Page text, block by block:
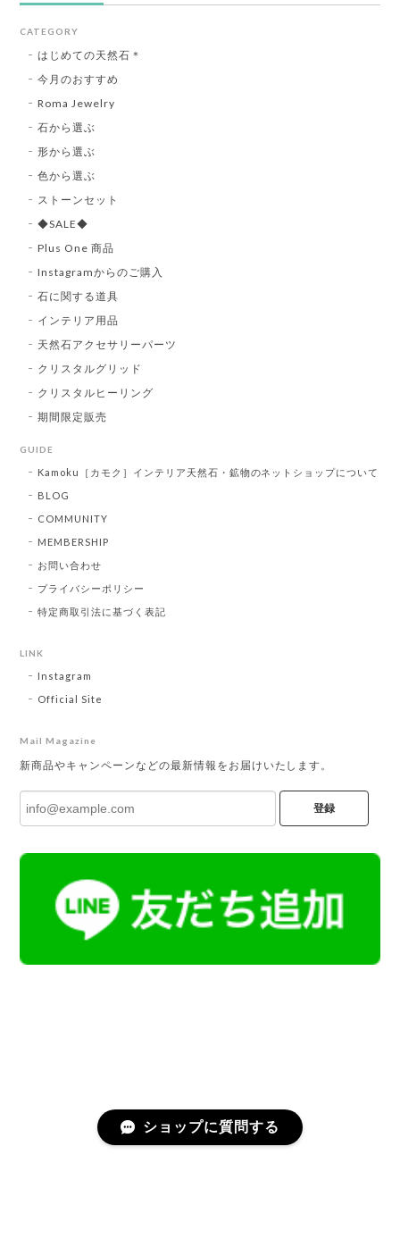
CATEGORY
はじめての天然石＊
今月のおすすめ
Roma Jewelry
石から選ぶ
形から選ぶ
色から選ぶ
ストーンセット
◆SALE◆
Plus One 商品
Instagramからのご購入
石に関する道具
インテリア用品
天然石アクセサリーパーツ
クリスタルグリッド
クリスタルヒーリング
期間限定販売
GUIDE
Kamoku［カモク］インテリア天然石・鉱物のネットショップについて
BLOG
COMMUNITY
MEMBERSHIP
お問い合わせ
プライバシーポリシー
特定商取引法に基づく表記
LINK
Instagram
Official Site
Mail Magazine
新商品やキャンペーンなどの最新情報をお届けいたします。
登録
ショップに質問する